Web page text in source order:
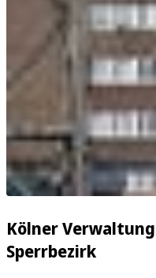
Kölner
Sperrbezirk